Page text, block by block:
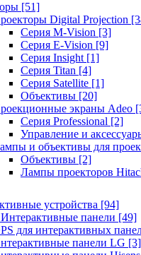
[51]
Digital Projection
Серия M-Vision [3]
Серия E-Vision [9]
Серия Insight [1]
Серия Titan [4]
Серия Satellite [1]
Объективы [20]
экраны Adeo
Серия Professional [2]
Управление и
и объективы для
Объективы [2]
Лампы проекторов
устройства [94]
панели [49]
для интерактивных
панели LG [3]